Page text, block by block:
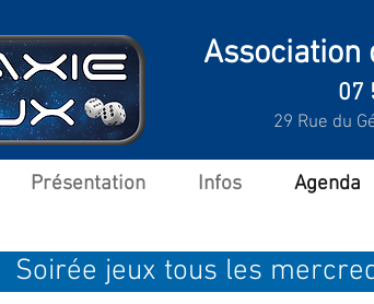
Association
07
29 Rue du
Présentation Infos Agenda
​Soirée jeux tous les